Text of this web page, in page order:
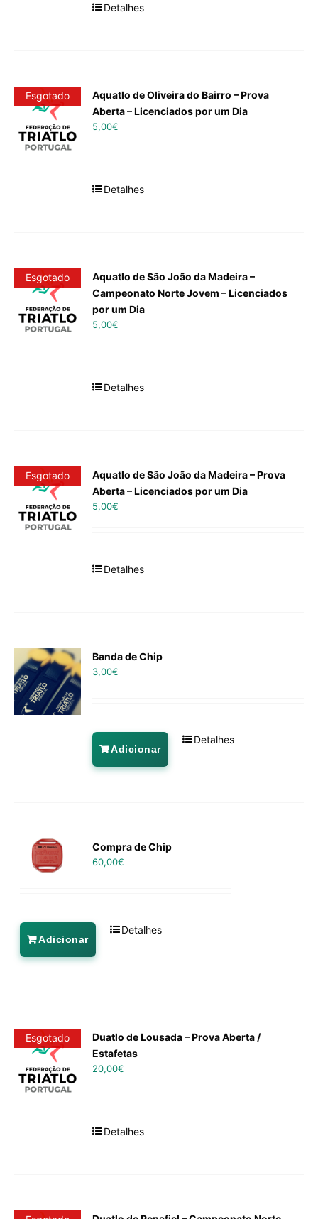
Detalhes
Esgotado
Aquatlo de Oliveira do Bairro – Prova
Aberta – Licenciados por um Dia
5,00€
Detalhes
Esgotado
Aquatlo de São João da Madeira –
Campeonato Norte Jovem – Licenciados
por um Dia
5,00€
Detalhes
Esgotado
Aquatlo de São João da Madeira – Prova
Aberta – Licenciados por um Dia
5,00€
Detalhes
Banda de Chip
3,00€
Adicionar
Detalhes
Compra de Chip
60,00€
Adicionar
Detalhes
Esgotado
Duatlo de Lousada – Prova Aberta /
Estafetas
20,00€
Detalhes